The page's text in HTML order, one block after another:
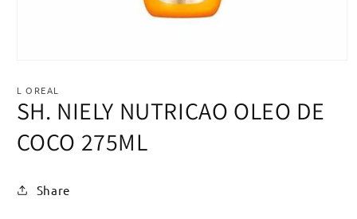
1
janela
modal
L OREAL
SH. NIELY NUTRICAO OLEO DE
COCO 275ML
Share